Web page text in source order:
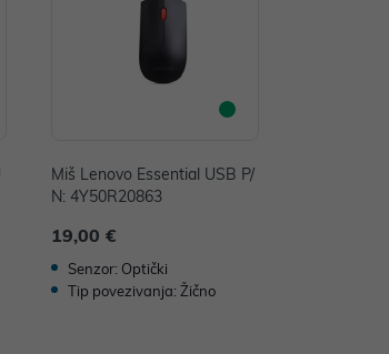
Miš Lenovo Essential USB P/
N: 4Y50R20863
19,00 €
Senzor: Optički
Tip povezivanja: Žično